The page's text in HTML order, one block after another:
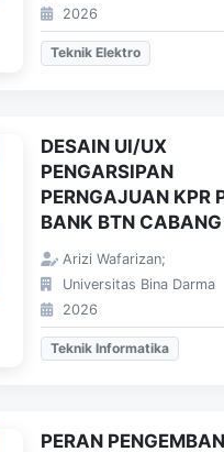
2026
Teknik Elektro
DESAIN UI/UX
PENGARSIPAN
PERNGAJUAN KPR
BANK BTN
Arizi Wafarizan;
Universitas Bina Darma
2026
Teknik Informatika
PERAN